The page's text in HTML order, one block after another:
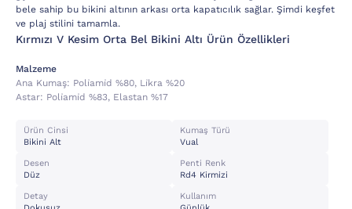
bele sahip bu bikini altının arkası orta kapatıcılık sağlar. Şimdi keşfet
ve plaj stilini tamamla.
Kırmızı V Kesim Orta Bel Bikini Altı Ürün Özellikleri
Malzeme
Ana Kumaş: Poli̇ami̇d %80, Li̇kra %20
Astar: Poli̇ami̇d %83, Elastan %17
Ürün Cinsi
Bikini Alt
Kumaş Türü
Vual
Desen
Düz
Penti Renk
Rd4 Kirmizi
Detay
Kullanım